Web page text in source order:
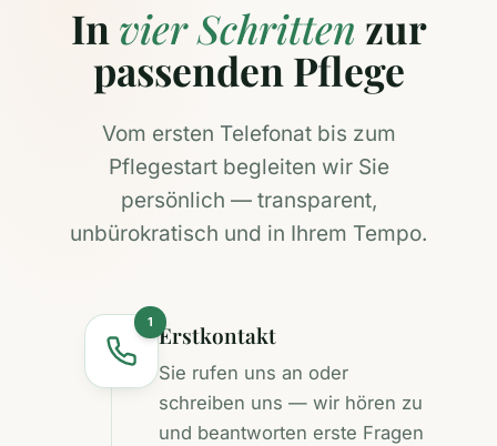
In vier Schritten zur
passenden Pflege
Vom ersten Telefonat bis zum
Pflegestart begleiten wir Sie
persönlich — transparent,
unbürokratisch und in Ihrem Tempo.
1 Erstkontakt
Sie rufen uns an oder
schreiben uns — wir hören zu
und beantworten erste Fragen